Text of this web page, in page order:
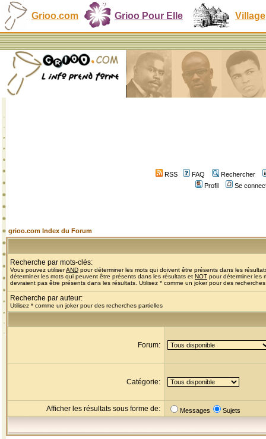
Grioo.com Grioo Pour Elle Village
RSS FAQ
Rechercher
Profil
Se
grioo.com Index du Forum
Recherche par mots-clés:
Vous pouvez utiliserAND pour déterminer les mots qui doivent être présents dans les
déterminer les mots qui peuvent être présents dans les résultats et NOT pour déterminer les
devraient pas être présents dans les résultats. Utilisez * comme un joker pour des
Recherche par auteur:
Utilisez * comme un joker pour des recherches partielles
Forum:
Catégorie:
Afficher les résultats sous forme de: Messages Sujets